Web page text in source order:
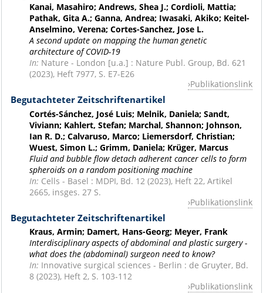
Kanai, Masahiro; Andrews, Shea J.; Cordioli, Mattia;
Pathak, Gita A.; Ganna, Andrea; Iwasaki, Akiko; Keitel-
Anselmino, Verena; Cortes-Sanchez, Jose L.
A second update on mapping the human genetic
architecture of COVID-19
In: Nature - London [u.a.] : Nature Publ. Group, Bd. 621
(2023), Heft 7977, S. E7-E26
Publikationslink
Begutachteter Zeitschriftenartikel
Cortés-Sánchez, José Luis; Melnik, Daniela; Sandt,
Viviann; Kahlert, Stefan; Marchal, Shannon; Johnson,
Ian R. D.; Calvaruso, Marco; Liemersdorf, Christian;
Wuest, Simon L.; Grimm, Daniela; Krüger, Marcus
Fluid and bubble flow detach adherent cancer cells to form
spheroids on a random positioning machine
In: Cells - Basel : MDPI, Bd. 12 (2023), Heft 22, Artikel
2665, insges. 27 S.
Publikationslink
Begutachteter Zeitschriftenartikel
Kraus, Armin; Damert, Hans-Georg; Meyer, Frank
Interdisciplinary aspects of abdominal and plastic surgery -
what does the (abdominal) surgeon need to know?
In: Innovative surgical sciences - Berlin : de Gruyter, Bd.
8 (2023), Heft 2, S. 103-112
Publikationslink